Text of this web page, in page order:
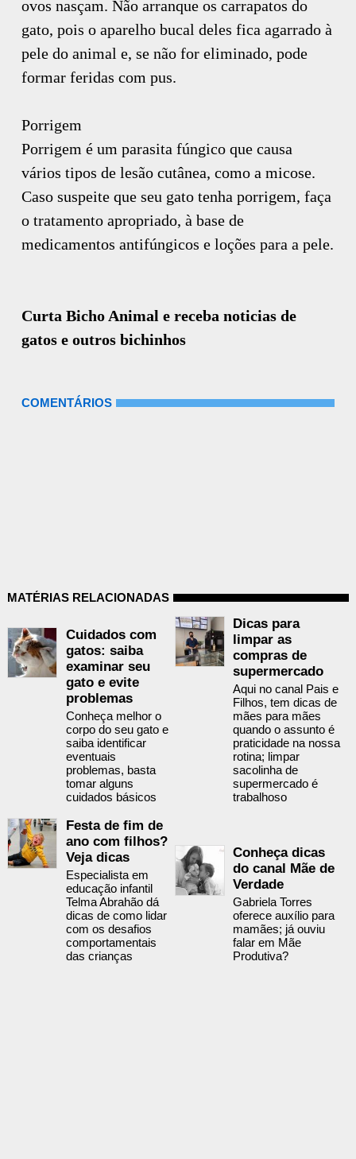
ovos nasçam. Não arranque os carrapatos do
gato, pois o aparelho bucal deles fica agarrado à
pele do animal e, se não for eliminado, pode
formar feridas com pus.
Porrigem
Porrigem é um parasita fúngico que causa
vários tipos de lesão cutânea, como a micose.
Caso suspeite que seu gato tenha porrigem, faça
o tratamento apropriado, à base de
medicamentos antifúngicos e loções para a pele.
Curta Bicho Animal e receba noticias de
gatos e outros bichinhos
COMENTÁRIOS
MATÉRIAS RELACIONADAS
Cuidados com
gatos: saiba
examinar seu
gato e evite
problemas
Conheça melhor o
corpo do seu gato e
saiba identificar
eventuais
problemas, basta
tomar alguns
cuidados básicos
Dicas para
limpar as
compras de
supermercado
Aqui no canal Pais e
Filhos, tem dicas de
mães para mães
quando o assunto é
praticidade na nossa
rotina; limpar
sacolinha de
supermercado é
trabalhoso
Festa de fim de
ano com filhos?
Veja dicas
Especialista em
educação infantil
Telma Abrahão dá
dicas de como lidar
com os desafios
comportamentais
das crianças
Conheça dicas
do canal Mãe de
Verdade
Gabriela Torres
oferece auxílio para
mamães; já ouviu
falar em Mãe
Produtiva?